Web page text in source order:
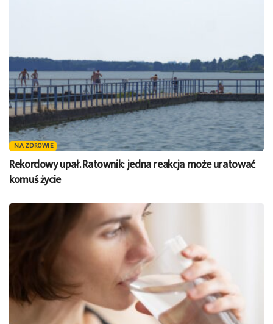
NA ZDROWIE
Rekordowy upał. Ratownik: jedna reakcja może uratować
komuś życie